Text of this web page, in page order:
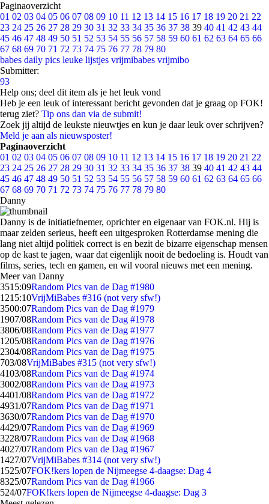
Paginaoverzicht
01 02 03 04 05 06 07 08 09 10 11 12 13 14 15 16 17 18 19 20 21 22
23 24 25 26 27 28 29 30 31 32 33 34 35 36 37 38 39 40 41 42 43 44
45 46 47 48 49 50 51 52 53 54 55 56 57 58 59 60 61 62 63 64 65 66
67 68 69 70 71 72 73 74 75 76 77 78 79 80
babes daily pics leuke lijstjes vrijmibabes vrijmibo
Submitter:
93
Help ons; deel dit item als je het leuk vond
Heb je een leuk of interessant bericht gevonden dat je graag op FOK!
terug ziet? Tip ons dan via de submit!
Zoek jij altijd de leukste nieuwtjes en kun je daar leuk over schrijven?
Meld je aan als nieuwsposter!
Paginaoverzicht
01 02 03 04 05 06 07 08 09 10 11 12 13 14 15 16 17 18 19 20 21 22
23 24 25 26 27 28 29 30 31 32 33 34 35 36 37 38 39 40 41 42 43 44
45 46 47 48 49 50 51 52 53 54 55 56 57 58 59 60 61 62 63 64 65 66
67 68 69 70 71 72 73 74 75 76 77 78 79 80
Danny
Danny is de initiatiefnemer, oprichter en eigenaar van FOK.nl. Hij is
maar zelden serieus, heeft een uitgesproken Rotterdamse mening die
lang niet altijd politiek correct is en bezit de bizarre eigenschap mensen
op de kast te jagen, waar dat eigenlijk nooit de bedoeling is. Houdt van
films, series, tech en gamen, en wil vooral nieuws met een mening.
Meer van Danny
3515:09Random Pics van de Dag #1980
1215:10VrijMiBabes #316 (not very sfw!)
3500:07Random Pics van de Dag #1979
1907/08Random Pics van de Dag #1978
3806/08Random Pics van de Dag #1977
1205/08Random Pics van de Dag #1976
2304/08Random Pics van de Dag #1975
703/08VrijMiBabes #315 (not very sfw!)
4103/08Random Pics van de Dag #1974
3002/08Random Pics van de Dag #1973
4401/08Random Pics van de Dag #1972
4931/07Random Pics van de Dag #1971
3630/07Random Pics van de Dag #1970
4429/07Random Pics van de Dag #1969
3228/07Random Pics van de Dag #1968
4027/07Random Pics van de Dag #1967
1427/07VrijMiBabes #314 (not very sfw!)
1525/07FOK!kers lopen de Nijmeegse 4-daagse: Dag 4
8325/07Random Pics van de Dag #1966
524/07FOK!kers lopen de Nijmeegse 4-daagse: Dag 3